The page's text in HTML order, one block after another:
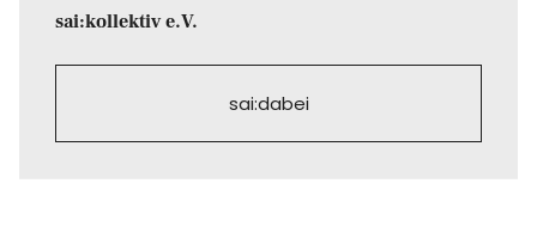
sai:kollektiv e.V.
sai:dabei